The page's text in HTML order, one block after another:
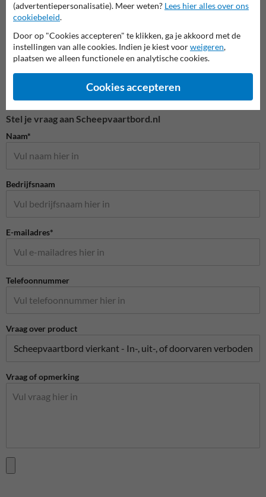
Stel je vraag aan Scheepvaartbord.nl
Naam*
Bedrijfsnaam
E-mailadres*
Telefoonnummer
Vraag over product
Vraag of opmerking
(advertentiepersonalisatie). Meer weten? Lees hier alles over ons
cookiebeleid.
Door op "Cookies accepteren" te klikken, ga je akkoord met de
instellingen van alle cookies. Indien je kiest voorweigeren,
plaatsen we alleen functionele en analytische cookies.
Cookies accepteren